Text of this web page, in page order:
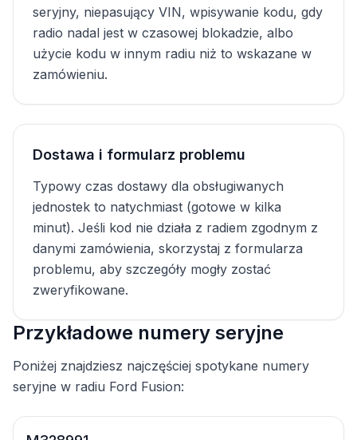
seryjny, niepasujący VIN, wpisywanie kodu, gdy
radio nadal jest w czasowej blokadzie, albo
użycie kodu w innym radiu niż to wskazane w
zamówieniu.
Dostawa i formularz problemu
Typowy czas dostawy dla obsługiwanych
jednostek to natychmiast (gotowe w kilka
minut). Jeśli kod nie działa z radiem zgodnym z
danymi zamówienia, skorzystaj z formularza
problemu, aby szczegóły mogły zostać
zweryfikowane.
Przykładowe numery seryjne
Poniżej znajdziesz najczęściej spotykane numery
seryjne w radiu Ford Fusion: